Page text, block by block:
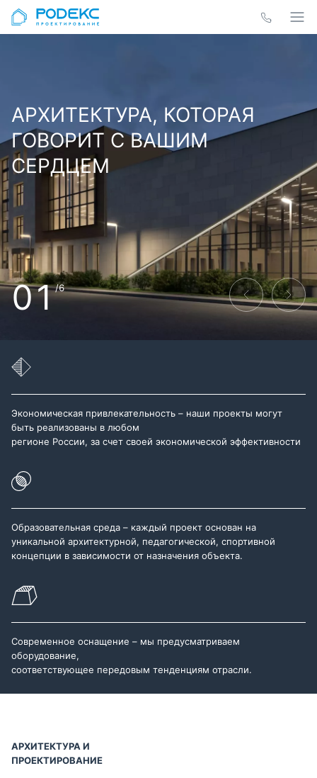
АРХИТЕКТУРА, КОТОРАЯ
ГОВОРИТ С ВАШИМ
СЕРДЦЕМ
01/6
Экономическая привлекательность – наши проекты могут
быть реализованы в любом
регионе России, за счет своей экономической эффективности
Образовательная среда – каждый проект основан на
уникальной архитектурной, педагогической, спортивной
концепции в зависимости от назначения объекта.
Современное оснащение – мы предусматриваем
оборудование,
соответствующее передовым тенденциям отрасли.
АРХИТЕКТУРА И
ПРОЕКТИРОВАНИЕ